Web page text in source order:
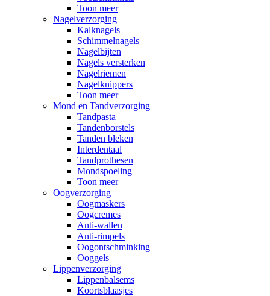
Toon meer
Nagelverzorging
Kalknagels
Schimmelnagels
Nagelbijten
Nagels versterken
Nagelriemen
Nagelknippers
Toon meer
Mond en Tandverzorging
Tandpasta
Tandenborstels
Tanden bleken
Interdentaal
Tandprothesen
Mondspoeling
Toon meer
Oogverzorging
Oogmaskers
Oogcremes
Anti-wallen
Anti-rimpels
Oogontschminking
Ooggels
Lippenverzorging
Lippenbalsems
Koortsblaasjes